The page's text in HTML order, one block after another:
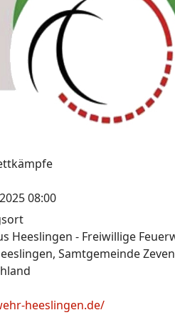
08:00
Heeslingen - Freiwillige
Samtgemeinde
heeslingen.de/